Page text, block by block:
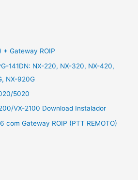
+ Gateway ROIP
141DN: NX-220, NX-320, NX-420,
NX-920G
5020
VX-2100 Download Instalador
com Gateway ROIP (PTT REMOTO)